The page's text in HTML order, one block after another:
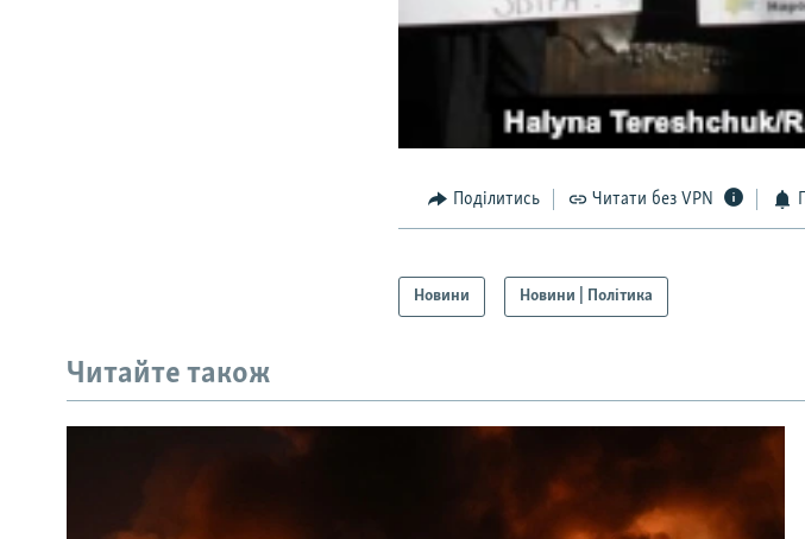
Поділитись Читати без VPN
Новини Новини | Політика
Читайте також